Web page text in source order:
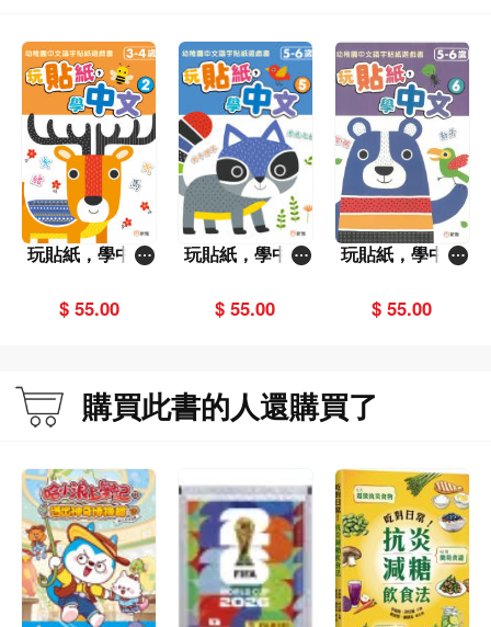
第5冊 (5-6歲)：
字詞的主題：食物、用品、景物、常見故事用詞
詞性和語義關係：量詞、擬聲詞、反義詞
其他：部首、組詞、成語
第6冊 (5-6歲)：
字詞的主題：自我介紹、禮貌用語
詞性和語義關係：感受詞、形容詞、近義詞
玩貼紙，學中文
字貼紙遊戲書
$ 55.00
玩貼紙，學中文
字貼紙遊戲書
$ 55.00
玩貼紙，學中文
字貼紙遊戲書
$ 55.00
購買此書的人還購買了